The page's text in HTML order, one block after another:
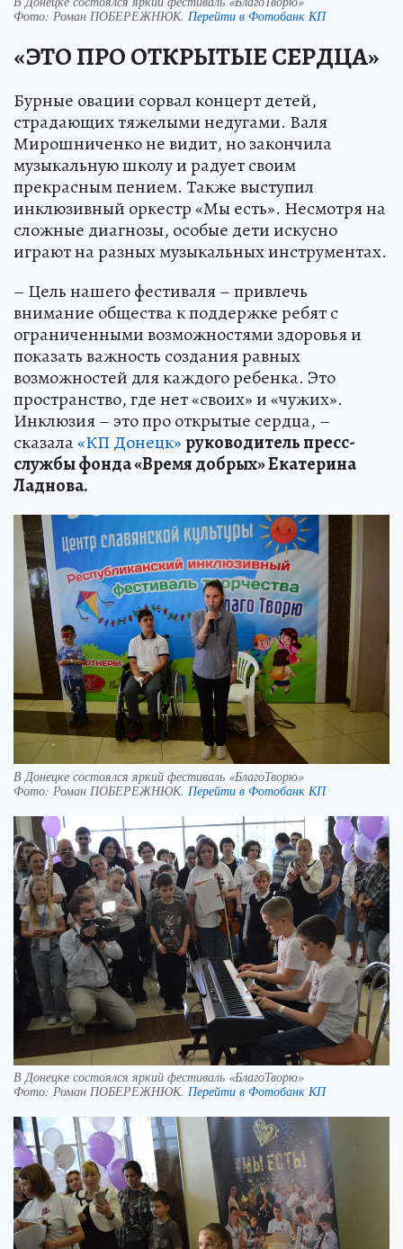
Фото: Роман ПОБЕРЕЖНЮК. Перейти в Фотобанк КП
«ЭТО ПРО ОТКРЫТЫЕ СЕРДЦА»
Бурные овации сорвал концерт детей,
страдающих тяжелыми недугами. Валя
Мирошниченко не видит, но закончила
музыкальную школу и радует своим
прекрасным пением. Также выступил
инклюзивный оркестр «Мы есть». Несмотря на
сложные диагнозы, особые дети искусно
играют на разных музыкальных инструментах.
– Цель нашего фестиваля – привлечь
внимание общества к поддержке ребят с
ограниченными возможностями здоровья и
показать важность создания равных
возможностей для каждого ребенка. Это
пространство, где нет «своих» и «чужих».
Инклюзия – это про открытые сердца, –
сказала«КП Донецк»руководитель пресс-
службы фонда «Время добрых» Екатерина
Ладнова.
В Донецке состоялся яркий фестиваль «БлагоТворю»
Фото: Роман ПОБЕРЕЖНЮК. Перейти в Фотобанк КП
В Донецке состоялся яркий фестиваль «БлагоТворю»
Фото: Роман ПОБЕРЕЖНЮК. Перейти в Фотобанк КП